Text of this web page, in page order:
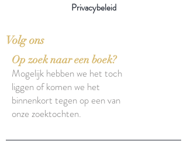
Privacybeleid
Volg ons
Op zoek naar een boek?
Mogelijk hebben we het toch
liggen of komen we het
binnenkort tegen op een van
onze zoektochten.